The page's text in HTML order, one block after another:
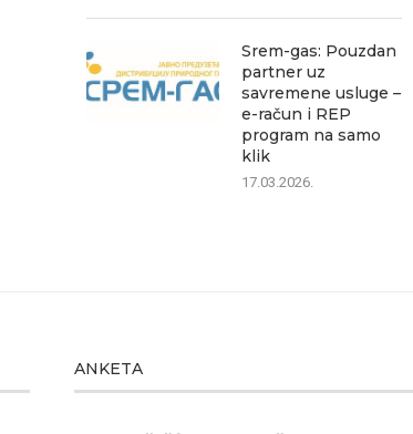
Srem-gas: Pouzdan
partner uz
savremene usluge –
e-račun i REP
program na samo
klik
17.03.2026.
ANKETA